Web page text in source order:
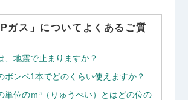
ガス」についてよくあるご質
、地震で止まりますか？
ボンベ1本でどのくらい使えますか？
単位のｍ³（りゅうべい）とはどの位の